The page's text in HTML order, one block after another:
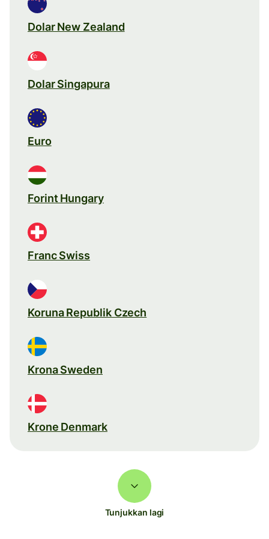
Dolar New Zealand
Dolar Singapura
Euro
Forint Hungary
Franc Swiss
Koruna Republik Czech
Krona Sweden
Krone Denmark
Tunjukkan lagi